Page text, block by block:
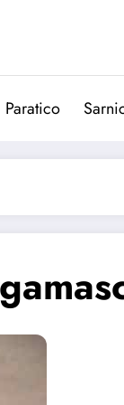
Paratico